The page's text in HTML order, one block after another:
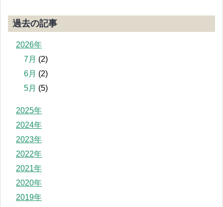
過去の記事
2026年
7月 (2)
6月 (2)
5月 (5)
2025年
2024年
2023年
2022年
2021年
2020年
2019年